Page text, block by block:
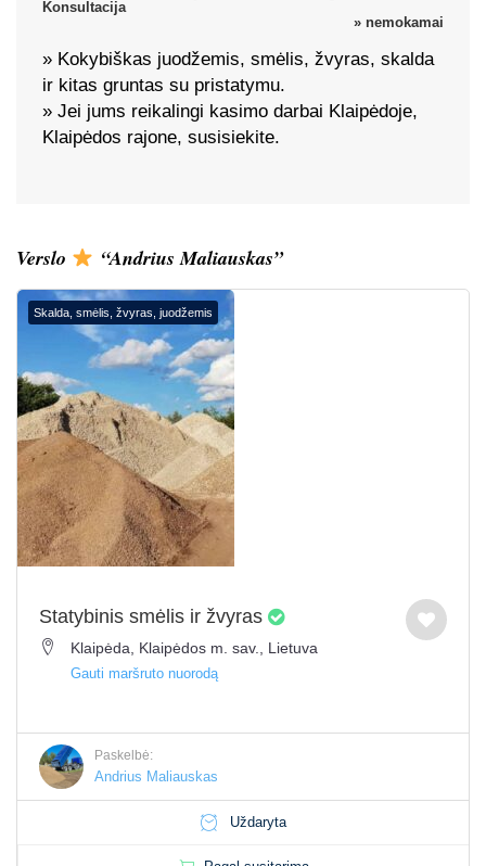
Konsultacija
» nemokamai
» Kokybiškas juodžemis, smėlis, žvyras, skalda
ir kitas gruntas su pristatymu.
» Jei jums reikalingi kasimo darbai Klaipėdoje,
Klaipėdos rajone, susisiekite.
Verslo “Andrius Maliauskas”
Skalda, smėlis, žvyras, juodžemis
Statybinis smėlis ir žvyras
Klaipėda, Klaipėdos m. sav., Lietuva
Gauti maršruto nuorodą
Paskelbė:
Andrius Maliauskas
Uždaryta